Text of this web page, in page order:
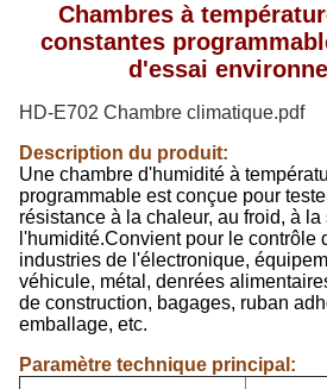
Chambres à
constantes
d'essai
HD-E702 Chambre climatique.pdf
Description du produit:
Une chambre d'humidité à
programmable est conçue pour
résistance à la chaleur, au froid, à la
l'humidité.Convient pour le contrôle
industries de l'électronique,
véhicule, métal, denrées
de construction, bagages, ruban
emballage, etc.
Paramètre technique principal: